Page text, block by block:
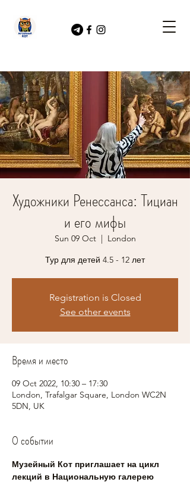
Художники Ренессанса: Тициан
и его мифы
Sun 09 Oct
  |
London
Тур для детей 4.5 - 12 лет
Registration is Closed
See other events
Время и место
09 Oct 2022, 10:30 – 17:30
London, Trafalgar Square, London WC2N
5DN, UK
О событии
Музейный Кот приглашает на цикл
лекций в Национальную галерею